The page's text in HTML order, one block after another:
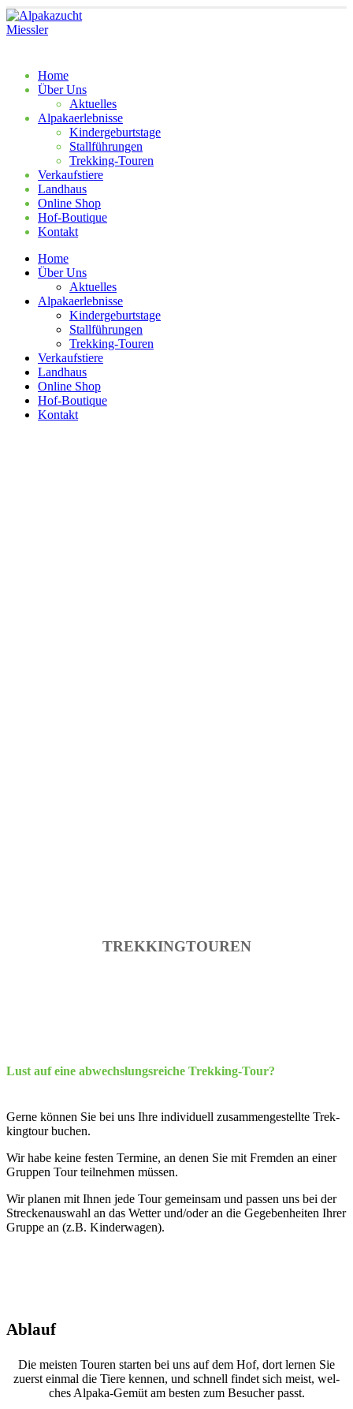
Home
Über Uns
Aktu­el­les
Alpa­ka­er­leb­nis­se
Kin­der­ge­burts­ta­ge
Stall­füh­run­gen
Tre­k­­king-Tou­­ren
Ver­kaufs­tie­re
Land­haus
Online Shop
Hof-Bou­­tique
Kon­takt
Home
Über Uns
Aktu­el­les
Alpa­ka­er­leb­nis­se
Kin­der­ge­burts­ta­ge
Stall­füh­run­gen
Tre­k­­king-Tou­­ren
Ver­kaufs­tie­re
Land­haus
Online Shop
Hof-Bou­­tique
Kon­takt
TREKKINGTOUREN
Lust auf eine abwechs­lungs­rei­che Trek­king-Tour?
Ger­ne kön­nen Sie bei uns Ihre indi­vi­du­ell zusam­men­ge­stell­te Trek­
king­tour buchen.
Wir habe kei­ne fes­ten Ter­mi­ne, an denen Sie mit Frem­den an einer
Grup­pen Tour teil­neh­men müs­sen.
Wir pla­nen mit Ihnen jede Tour gemein­sam und pas­sen uns bei der
Stre­cken­aus­wahl an das Wet­ter und/oder an die Gege­ben­hei­ten Ihrer
Grup­pe an (z.B. Kin­der­wa­gen).
Ablauf
Die meis­ten Tou­ren star­ten bei uns auf dem Hof, dort ler­nen Sie
zuerst ein­mal die Tie­re ken­nen, und schnell fin­det sich meist, wel­
ches Alpa­ka-Gemüt am bes­ten zum Besu­cher passt.